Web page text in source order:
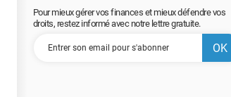
Pour mieux gérer vos finances et mieux défendre vos
droits, restez informé avec notre lettre gratuite.